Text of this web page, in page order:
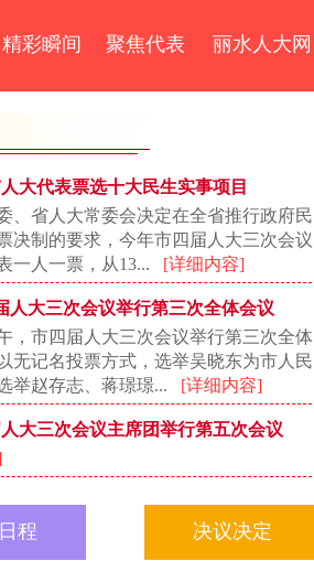
精彩瞬间 聚焦代表 丽水人大网
大代表票选十大民生实事项目
省人大常委会决定在全省推行政府民
决制的要求，今年市四届人大三次会议
一人一票，从13... [详细内容]
人大三次会议举行第三次全体会议
市四届人大三次会议举行第三次全体
无记名投票方式，选举吴晓东为市人民
举赵存志、蒋璟璟... [详细内容]
大三次会议主席团举行第五次会议
程 决议决定